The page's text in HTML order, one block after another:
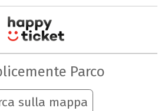
Parco
sulla mappa